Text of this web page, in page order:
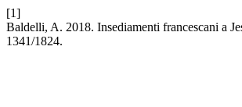
[1]
Baldelli, A. 2018. Insediamenti francescani a
1341/1824.